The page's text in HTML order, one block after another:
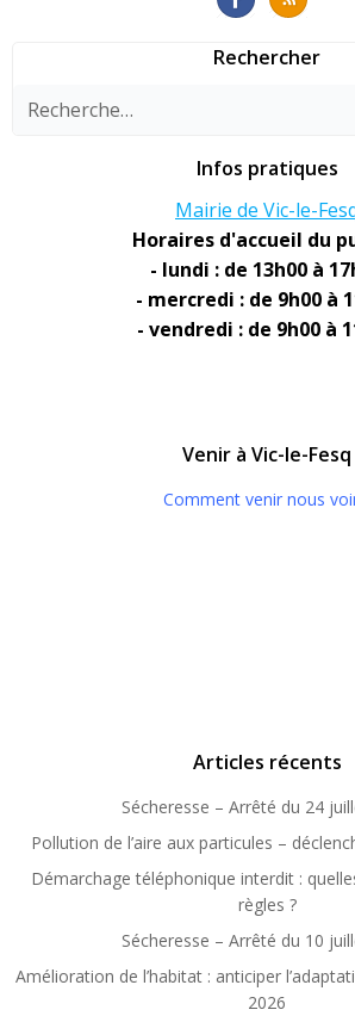
Rechercher
Infos pratiques
Mairie de Vic-le-
Horaires d'accueil du
- lundi : de 13h00 à
- mercredi : de 9h00 à
- vendredi : de 9h00 à
Venir à Vic-le-Fesq
Comment venir nous
Articles récents
Sécheresse – Arrêté du 24
Pollution de l’aire aux particules –
Démarchage téléphonique interdit :
règles ?
Sécheresse – Arrêté du 10
Amélioration de l’habitat : anticiper
2026